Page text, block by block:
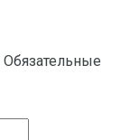
Обязательные